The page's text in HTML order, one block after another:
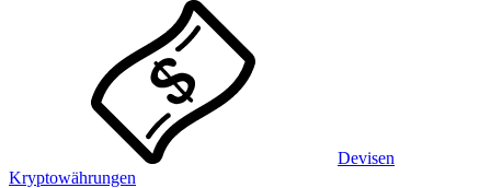
Devisen
Kryptowährungen